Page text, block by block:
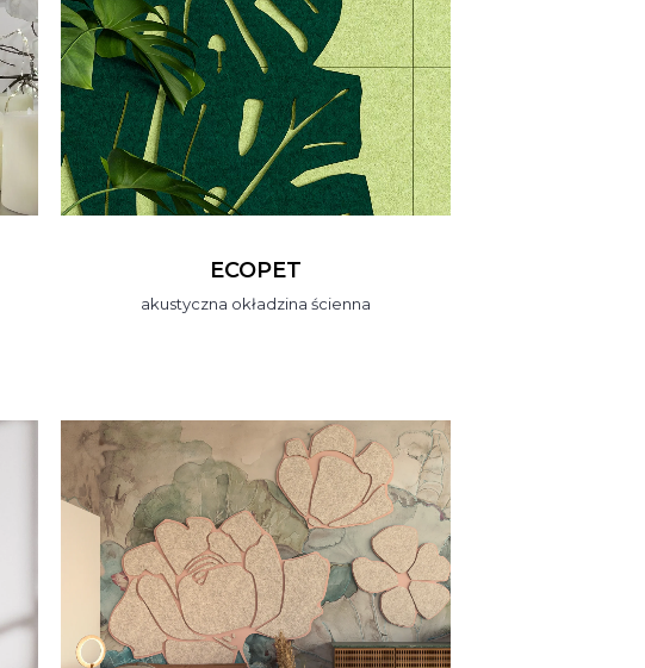
ECOPET
akustyczna okładzina ścienna